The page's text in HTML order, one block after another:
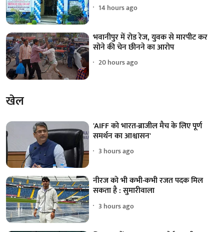
14 hours ago
भवानीपुर में रोड रेज, युवक से मारपीट कर
सोने की चेन छीनने का आरोप
20 hours ago
खेल
'AIFF को भारत-ब्राजील मैच के लिए पूर्ण
समर्थन का आश्वासन'
3 hours ago
नीरज को भी कभी-कभी रजत पदक मिल
सकता है : सुमारीवाला
3 hours ago